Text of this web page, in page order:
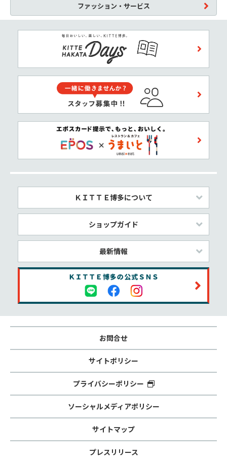
ファッション・サービス
ＫＩＴＴＥ博多について
ショップガイド
最新情報
お問合せ
サイトポリシー
プライバシーポリシー
ソーシャルメディアポリシー
サイトマップ
プレスリリース